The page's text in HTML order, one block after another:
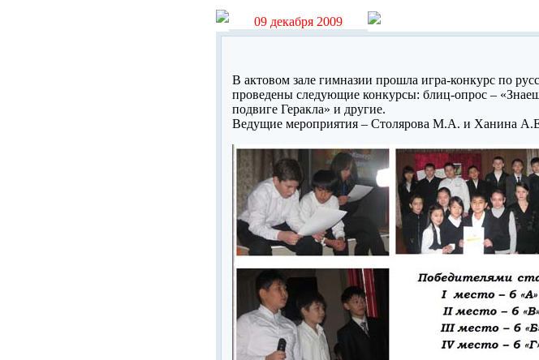
09 декабря 2009
В актовом зале гимназии прошла игра-конкурс по
проведены следующие конкурсы: блиц-опрос –
подвиге Геракла» и другие.
Ведущие мероприятия – Столярова М.А. и Ханина